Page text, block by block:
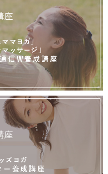
座
マヨガ」
ッサージ」
信W養成講座
座
ズヨガ
養成講座